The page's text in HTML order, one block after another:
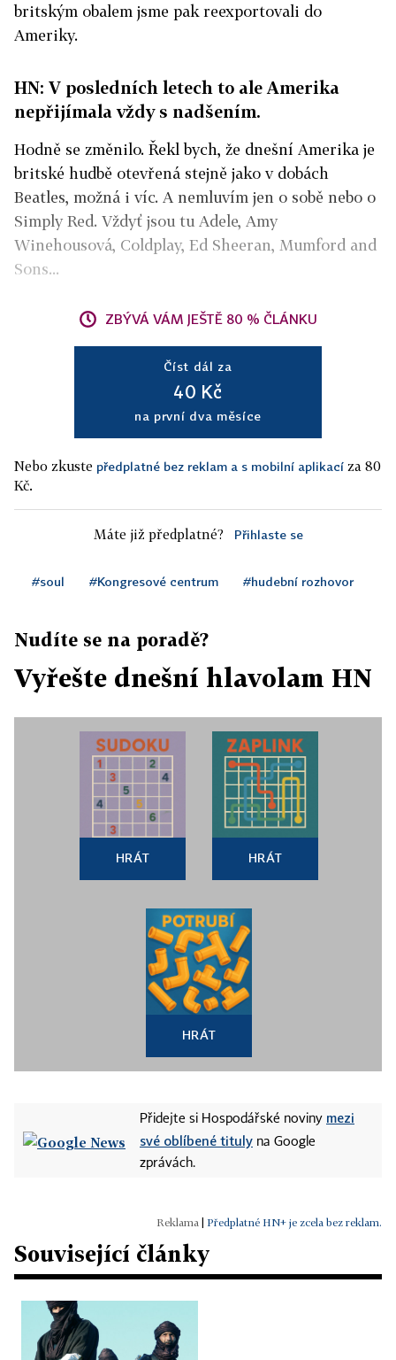
britským obalem jsme pak reexportovali do
Ameriky.
HN: V posledních letech to ale Amerika
nepřijímala vždy s nadšením.
Hodně se změnilo. Řekl bych, že dnešní Amerika je
britské hudbě otevřená stejně jako v dobách
Beatles, možná i víc. A nemluvím jen o sobě nebo o
Simply Red. Vždyť jsou tu Adele, Amy
Winehousová, Coldplay, Ed Sheeran, Mumford and
Sons...
ZBÝVÁ VÁM JEŠTĚ 80 % ČLÁNKU
Číst dál za
40 Kč
na první dva měsíce
Nebo zkuste předplatné bez reklam a s mobilní aplikací za 80
Kč.
Máte již předplatné? Přihlaste se
#soul #Kongresové centrum #hudební rozhovor
Nudíte se na poradě?
Vyřešte dnešní hlavolam HN
HRÁT HRÁT
HRÁT
Přidejte si Hospodářské noviny mezi
své oblíbené tituly na Google
zprávách.
Předplatné HN+ je zcela bez reklam.
Související články